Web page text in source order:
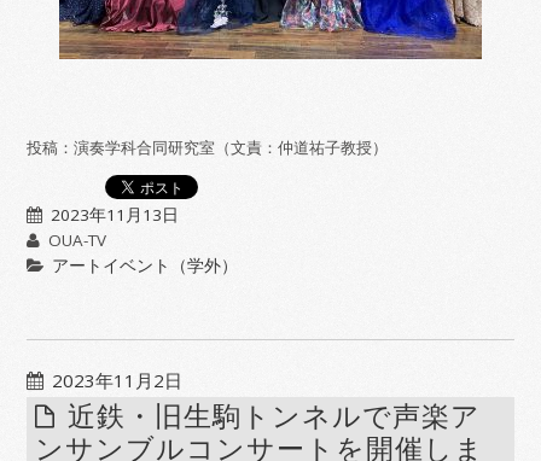
投稿：演奏学科合同研究室（文責：仲道祐子教授）
2023年11月13日
OUA-TV
アートイベント（学外）
2023年11月2日
近鉄・旧生駒トンネルで声楽ア
ンサンブルコンサートを開催しま